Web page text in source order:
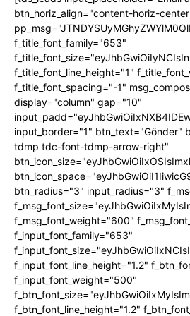
btn_horiz_align="content-horiz-
f_title_font_family="653"
f_title_font_line_height="1"
f_title_font_spacing="-1"
display="column" gap="10"
input_border="1" btn_text="Gönder"
tdmp tdc-font-tdmp-arrow-right"
btn_radius="3" input_radius="3"
f_msg_font_weight="600"
f_input_font_family="653"
f_input_font_line_height="1.2"
f_input_font_weight="500"
f_btn_font_line_height="1.2"